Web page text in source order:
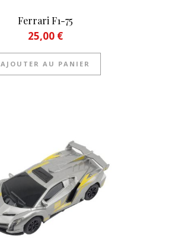
Ferrari F1-75
25,00 €
AJOUTER AU PANIER